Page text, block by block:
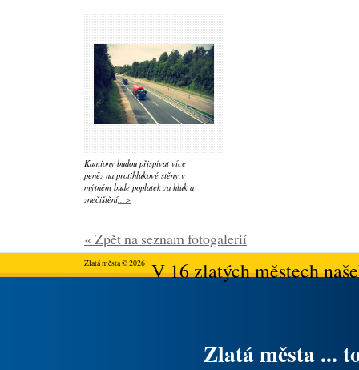
Kamiony budou přispívat více
peněz na protihlukové stěny,v
mýtném bude poplatek za hluk a
znečištění...>
« Zpět na seznam fotogalerií
Zlatá města © 2026V 16 zlatých městech
Zlatá města ...